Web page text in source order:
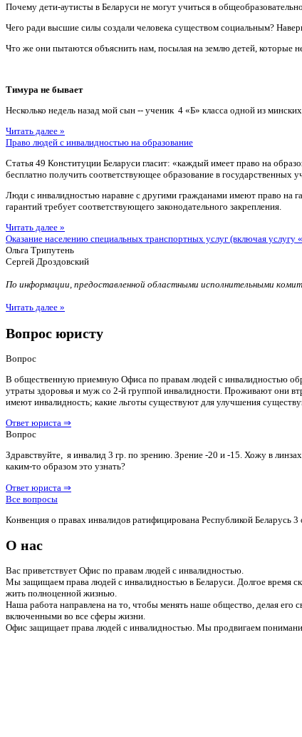
Почему дети-аутисты в Беларуси не могут учиться в
Чего ради высшие силы создали человека существом социальным?
Что же они пытаются объяснить нам, посылая на землю детей, которые
Тимура не бывает
Несколько недель назад мой сын -- ученик 4 «Б» класса одной из
Читать далее »
Право людей с инвалидностью на образование
Статья 49 Конституции Беларуси гласит: «каждый имеет право на
бесплатно получить соответствующее образование в государственных
Люди с инвалидностью наравне с другими гражданами имеют право на
гарантий требует соответствующего законодательного закрепления.
Читать далее »
Оказание населению специальных транспортных услуг (включая услугу
Ольга Трипутень
Сергей Дроздовский
По информации, предоставленной областными исполнительными
Читать далее »
Вопрос юристу
Вопрос
В общественную приемную Офиса по правам людей с инвалидностью
утраты здоровья и муж со 2-й группой инвалидности. Проживают они
имеют инвалидность; какие льготы существуют для улучшения
Ответ юриста ⇒
Вопрос
Здравствуйте, я инвалид 3 гр. по зрению. Зрение -20 и -15. Хожу в
каким-то образом это узнать?
Ответ юриста ⇒
Все вопросы
Конвенция о правах инвалидов ратифицирована Республикой Беларусь 3
О нас
Вас приветствует Офис по правам людей с инвалидностью.
Мы защищаем права людей с инвалидностью в Беларуси. Долгое время
жить полноценной жизнью.
Наша работа направлена на то, чтобы менять наше общество, делая
включенными во все сферы жизни.
Офис защищает права людей с инвалидностью. Мы продвигаем